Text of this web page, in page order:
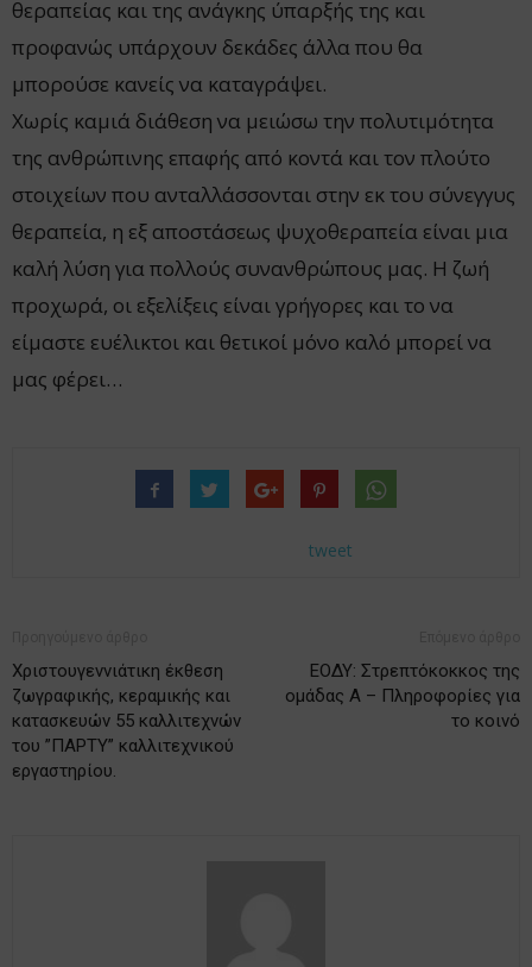
θεραπείας και της ανάγκης ύπαρξής της και
προφανώς υπάρχουν δεκάδες άλλα που θα
μπορούσε κανείς να καταγράψει.
Χωρίς καμιά διάθεση να μειώσω την πολυτιμότητα
της ανθρώπινης επαφής από κοντά και τον πλούτο
στοιχείων που ανταλλάσσονται στην εκ του σύνεγγυς
θεραπεία, η εξ αποστάσεως ψυχοθεραπεία είναι μια
καλή λύση για πολλούς συνανθρώπους μας. Η ζωή
προχωρά, οι εξελίξεις είναι γρήγορες και το να
είμαστε ευέλικτοι και θετικοί μόνο καλό μπορεί να
μας φέρει…
tweet
Χριστουγεννιάτικη έκθεση
ζωγραφικής, κεραμικής και
κατασκευών 55 καλλιτεχνών
του ”ΠΑΡΤΥ” καλλιτεχνικού
εργαστηρίου.
ΕΟΔΥ: Στρεπτόκοκκος της
ομάδας Α – Πληροφορίες για
το κοινό